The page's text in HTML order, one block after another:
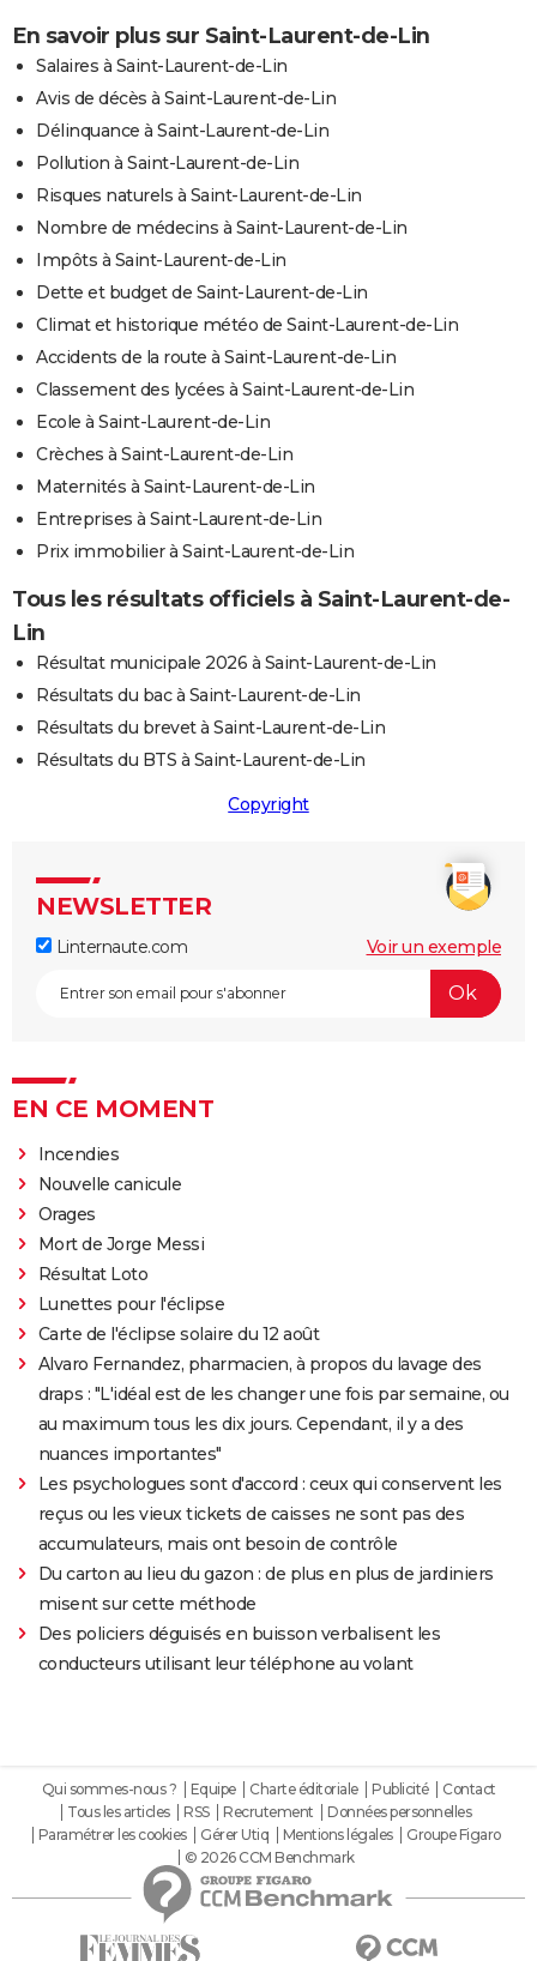
En savoir plus sur Saint-Laurent-de-Lin
Salaires à Saint-Laurent-de-Lin
Avis de décès à Saint-Laurent-de-Lin
Délinquance à Saint-Laurent-de-Lin
Pollution à Saint-Laurent-de-Lin
Risques naturels à Saint-Laurent-de-Lin
Nombre de médecins à Saint-Laurent-de-Lin
Impôts à Saint-Laurent-de-Lin
Dette et budget de Saint-Laurent-de-Lin
Climat et historique météo de Saint-Laurent-de-Lin
Accidents de la route à Saint-Laurent-de-Lin
Classement des lycées à Saint-Laurent-de-Lin
Ecole à Saint-Laurent-de-Lin
Crèches à Saint-Laurent-de-Lin
Maternités à Saint-Laurent-de-Lin
Entreprises à Saint-Laurent-de-Lin
Prix immobilier à Saint-Laurent-de-Lin
Tous les résultats officiels à Saint-Laurent-de-
Lin
Résultat municipale 2026 à Saint-Laurent-de-Lin
Résultats du bac à Saint-Laurent-de-Lin
Résultats du brevet à Saint-Laurent-de-Lin
Résultats du BTS à Saint-Laurent-de-Lin
Copyright
NEWSLETTER
Linternaute.com Voir un exemple
EN CE MOMENT
Incendies
Nouvelle canicule
Orages
Mort de Jorge Messi
Résultat Loto
Lunettes pour l'éclipse
Carte de l'éclipse solaire du 12 août
Alvaro Fernandez, pharmacien, à propos du lavage des
draps : "L'idéal est de les changer une fois par semaine, ou
au maximum tous les dix jours. Cependant, il y a des
nuances importantes"
Les psychologues sont d'accord : ceux qui conservent les
reçus ou les vieux tickets de caisses ne sont pas des
accumulateurs, mais ont besoin de contrôle
Du carton au lieu du gazon : de plus en plus de jardiniers
misent sur cette méthode
Des policiers déguisés en buisson verbalisent les
conducteurs utilisant leur téléphone au volant
Qui sommes-nous ? Equipe Charte éditoriale Publicité
Contact
Tous les articles
RSS Recrutement
Données personnelles
Paramétrer les cookies
Gérer Utiq Mentions légales
Groupe Figaro
© 2026 CCM Benchmark